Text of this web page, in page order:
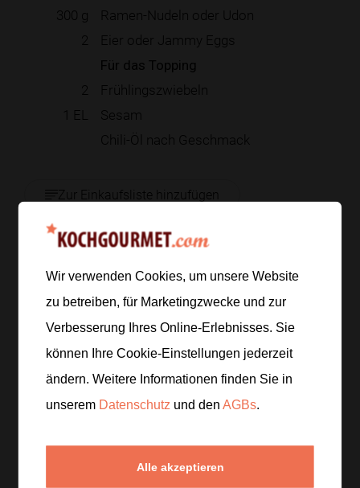
300 g
Ramen-Nudeln oder Udon
2
Eier oder Jammy Eggs
Für das Topping
2
Frühlingszwiebeln
1 EL
Sesam
Chili-Öl nach Geschmack
Zur Einkaufsliste hinzufügen
Zubereitung
Schritt 1
Die Pilze putzen und in Scheiben schneiden. Die Eier
wachsweich kochen,
abschrecken, pellen und halbieren.
Frühlingszwiebeln in feine Ringe schneiden.
Schritt 2/5
Die Gemüse- oder Hühnersuppe in einem Topf
Wir verwenden Cookies, um unsere Website
zu betreiben, für Marketingzwecke und zur
Verbesserung Ihres Online-Erlebnisses. Sie
können Ihre Cookie-Einstellungen jederzeit
ändern. Weitere Informationen finden Sie in
unserem Datenschutz und denAGBs.
Alle akzeptieren